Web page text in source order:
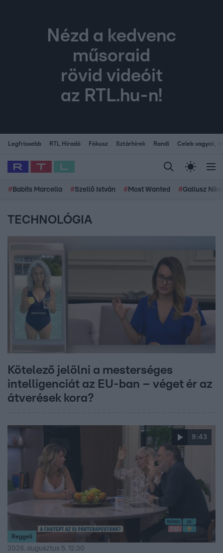
Nézd a kedvenc
műsoraid
rövid videóit
az RTL.hu-n!
Legfrissebb RTL Híradó Fókusz Sztárhírek Randi Celeb vagyok,
# Babits Marcella #Szellő István # Most Wanted #Gallusz
TECHNOLÓGIA
Kötelező jelölni a mesterséges
intelligenciát az EU-ban – véget ér az
átverések kora?
9:43
Reggeli
2026. augusztus 5. 12:30